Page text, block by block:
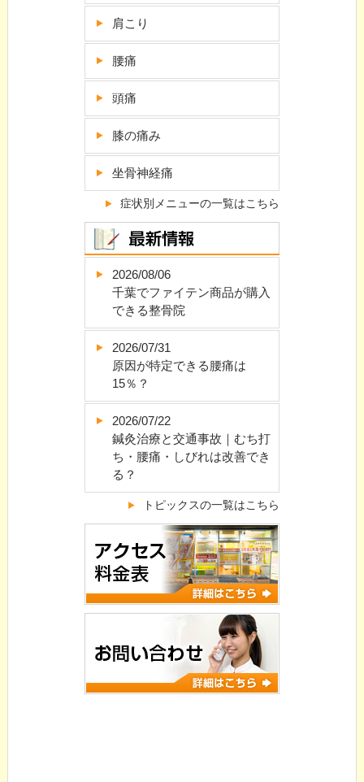
肩こり
腰痛
頭痛
膝の痛み
坐骨神経痛
症状別メニューの一覧はこちら
2026/08/06
千葉でファイテン商品が購入
できる整骨院
2026/07/31
原因が特定できる腰痛は
15％？
2026/07/22
鍼灸治療と交通事故｜むち打
ち・腰痛・しびれは改善でき
る？
トピックスの一覧はこちら